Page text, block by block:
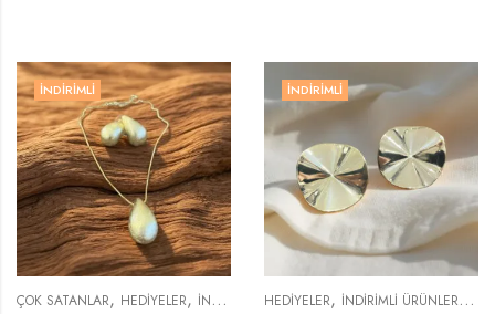
İNDIRIMLI
ÇOK SATANLAR, HEDIYELER, İNDIRIMLI ÜRÜNLER ,KOLYELER,KÜPELER,ÖZEL
İNDIRIMLI
HEDIYELER, İNDIRIMLI ÜRÜNLER,